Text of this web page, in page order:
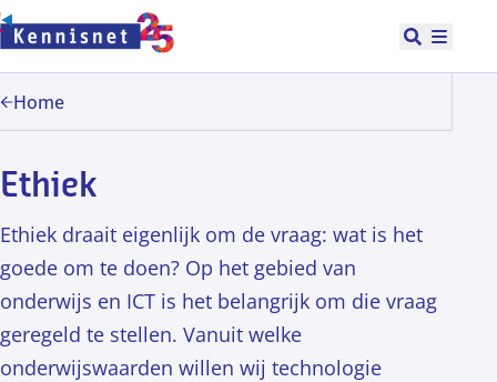
Doorgaan naar hoofdinhoud
Open
Home
Ethiek
Ethiek draait eigenlijk om de vraag: wat is het
goede om te doen? Op het gebied van
onderwijs en ICT is het belangrijk om die vraag
geregeld te stellen. Vanuit welke
onderwijswaarden willen wij technologie